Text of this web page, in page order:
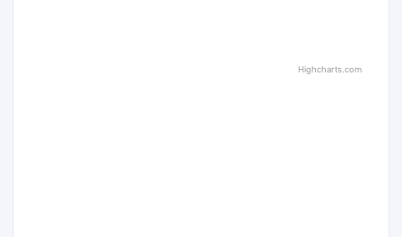
Highcharts.com